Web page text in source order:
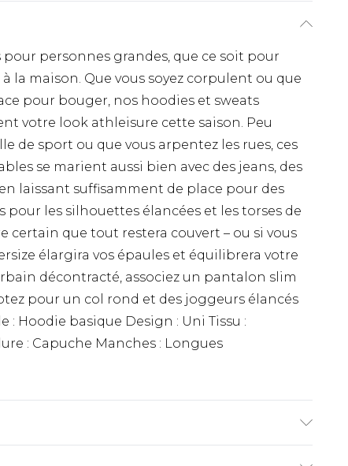
personnes grandes, que ce soit pour
la maison. Que vous soyez corpulent ou que
pour bouger, nos hoodies et sweats
votre look athleisure cette saison. Peu
de sport ou que vous arpentez les rues, ces
se marient aussi bien avec des jeans, des
laissant suffisamment de place pour des
pour les silhouettes élancées et les torses de
certain que tout restera couvert – ou si vous
élargira vos épaules et équilibrera votre
décontracté, associez un pantalon slim
pour un col rond et des joggeurs élancés
: Hoodie basique Design : Uni Tissu :
: Capuche Manches : Longues